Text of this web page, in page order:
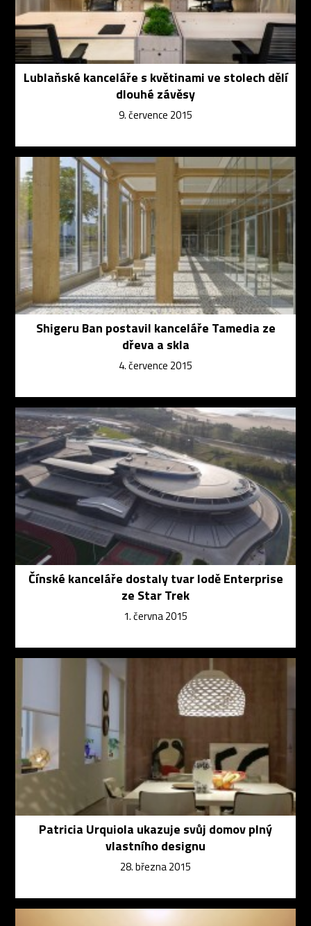
Lublaňské kanceláře s květinami ve stolech dělí
dlouhé závěsy
9. července 2015
Shigeru Ban postavil kanceláře Tamedia ze
dřeva a skla
4. července 2015
Čínské kanceláře dostaly tvar lodě Enterprise
ze Star Trek
1. června 2015
Patricia Urquiola ukazuje svůj domov plný
vlastního designu
28. března 2015